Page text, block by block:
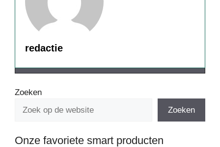
redactie
Zoeken
Zoeken
Onze favoriete smart producten